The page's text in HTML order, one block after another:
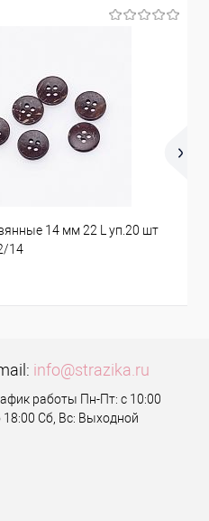
14 мм 22 L уп.20 шт
14
info@strazika.ru
работы Пн-Пт: с 10:00
18:00 Сб, Вс: Выходной